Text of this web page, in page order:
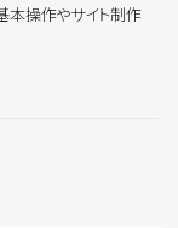
本操作やサイト制作